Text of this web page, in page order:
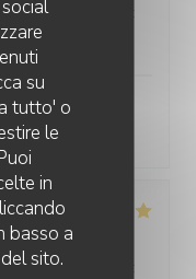
su
tutto' o
le
in
basso a
sito.
5/5 Qualità / Prezzo
une très
!
5/5 Qualità / Prezzo